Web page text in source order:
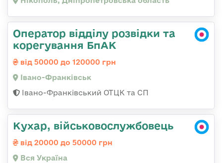
Оператор відділу розвідки та
корегування БпАК
від 50000 до 120000 грн
Івано-Франківськ
Івано-Франківський ОТЦК та СП
Кухар, військовослужбовець
від 20000 до 50000 грн
Вся Україна